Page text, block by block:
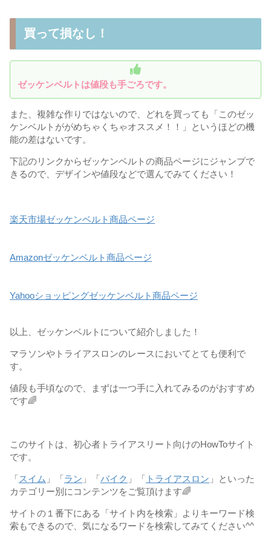
買って損なし！
ゼッケンベルトは値段も手ごろです。
また、複雑な作りではないので、どれを買っても「このゼッ
ケンベルトががめちゃくちゃオススメ！！」というほどの機
能の差はないです。
下記のリンクからゼッケンベルトの商品ページにジャンプで
きるので、デザインや値段などで選んでみてください！
楽天市場ゼッケンベルト商品ページ
Amazonゼッケンベルト商品ページ
Yahooショッピングゼッケンベルト商品ページ
以上、ゼッケンベルトについて紹介しました！
マラソンやトライアスロンのレースにおいてとても便利で
す。
値段も手頃なので、まずは一つ手に入れてみるのがおすすめ
です🌈
このサイトは、初心者トライアスリート向けのHowToサイト
です。
「 スイム 」「 ラン 」「 バイク 」「 トライアスロン 」といった
カテゴリー別にコンテンツをご覧頂けます🌈
サイトの１番下にある「サイト内を検索」よりキーワード検
索もできるので、気になるワードを検索してみてください^^